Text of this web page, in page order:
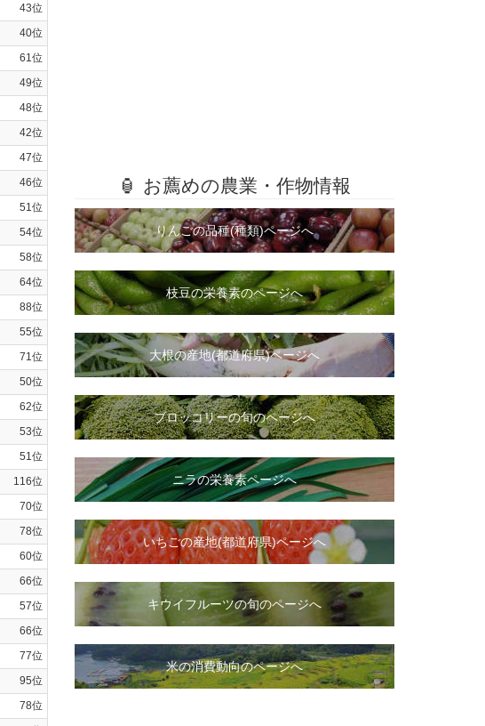
43位
40位
61位
49位
48位
42位
47位
46位
51位
54位
58位
64位
88位
55位
71位
50位
62位
53位
51位
116位
70位
78位
60位
66位
57位
66位
77位
95位
78位
🏮 お薦めの農業・作物情報
りんごの品種(種類)ページへ
枝豆の栄養素のページへ
大根の産地(都道府県)ページへ
ブロッコリーの旬のページへ
ニラの栄養素ページへ
いちごの産地(都道府県)ページへ
キウイフルーツの旬のページへ
米の消費動向のページへ